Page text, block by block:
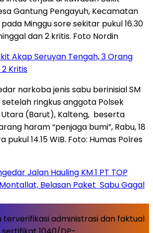
Akap Seruyan Tengah, 3 Orang
Kritis
Jalan Hauling KM 1 PT TOP
Belasan Paket Sabu Gagal
terverifikasi administrasi dan faktual